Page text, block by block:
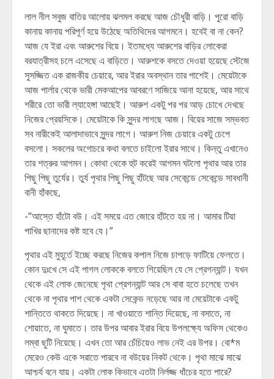
লাল নীল সবুজ বাতির আলোয় ঝলমল করছে আজ চৌধুরী বাড়ি। পুরো বাড়ি
কানায় কানায় পরিপূর্ণ হয়ে উঠেছে অতিথিদের আগমনে। হবেই বা না কেন?
আজ যে ইরা এবং আরুশের বিয়ে। ইতমধ্যে আরুশের বাড়ির লোকেরা
বরযাত্রীসহ চলে এসেছে এ বাড়িতে। আরুশকে বসতে দেওয়া হয়েছে স্টেজে
সুসজ্জিত এক রাজকীয় চেয়ারে, আর ইরার অবস্থান তার পাশেই। মেয়েটাকে
আজ পার্লার থেকে ভারী মেকআপের আবরণে সাজিয়ে আনা হয়েছে, আর সাথে
শরীরে তো ভারী ল্যাহেঙ্গা আছেই। আরুশ একটু পর পর আড় চোখে দেখছে
নিজের প্রেয়সিকে। মেয়েটাকে কি সুন্দর লাগছে আজ। বিয়ের সাজে সম্ভবত
সব নারীকেই আলাদাভাবে সুন্দর লাগে। আরুশ নিজ চেয়ারে একটু চেপে
বসলো। সকলের অগোচরে কথা বলতে চাইলো ইরার সাথে। কিন্তু এখানেও
তার শত্রুর আগমন। কোথা থেকে হুট করেই আগমন ঘটলো পৃথার আর তার
পিছু পিছু তুর্যের। তুর্য পৃথার পিছু পিছু হাঁটছে আর সেকেন্ডে সেকেন্ডে সাবধানী
বানী হাঁকছে,
-“আস্তে হাঁটো বউ। এই সময়ে এত জোরে হাঁটতে হয় না। আমার টিয়া
পাখির ছানাদের কষ্ট হবে যে।”
পৃথার এই মুহূর্তে ইচ্ছে করছে নিজের কপাল নিজে চাপড়ে ফাটিয়ে ফেলতে।
কোন দুঃখে সে এই পাগল লোককে বলতে গিয়েছিল যে সে প্রেগন্যান্ট। যখন
থেকে এই লোক জেনেছে পৃথা প্রেগন্যান্ট আর সে বাবা হতে চলেছে তখন
থেকে না পৃথার পাশ থেকে একটা সেকেন্ড নড়েছে আর না মেয়েটাকে একটু
শান্তিতে থাকতে দিয়েছে। না খাওয়াতে শান্তি দিয়েছে, না বসাতে, না
শোয়াতে, না ঘুমাতে। তার উপর আবার ইরার বিয়ে উপলক্ষ্যে অফিস থেকেও
লম্বা ছুটি নিয়েছে। এখন তো আর চেঁচিয়েও লাভ নেই এর উপর। বো*ম
মেরেও কেউ একে সরাতে পারবে না বউয়ের নিকট থেকে। পৃথা মাঝে মাঝে
আশ্চর্য বনে যায়। একটা লোক কিভাবে এতটা নির্লজ্জ ধাঁচের হতে পারে?